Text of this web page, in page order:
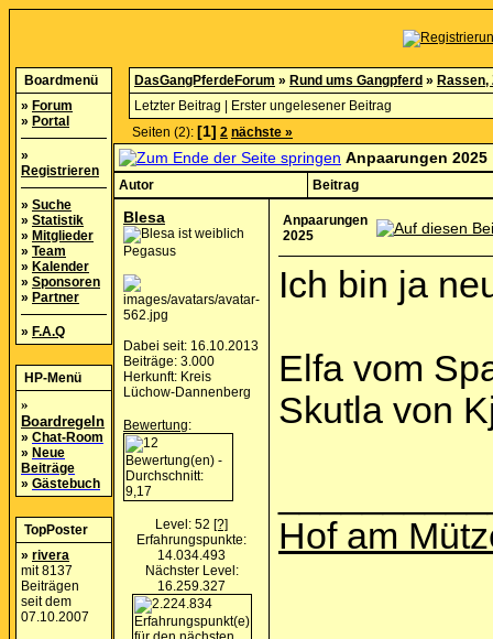
Boardmenü
» Forum
» Portal
»
Registrieren
» Suche
» Statistik
» Mitglieder
» Team
» Kalender
» Sponsoren
» Partner
» F.A.Q
HP-Menü
»
Boardregeln
» Chat-Room
» Neue
Beiträge
» Gästebuch
TopPoster
» rivera
mit 8137
Beiträgen
seit dem
07.10.2007
DasGangPferdeForum » Rund ums Gangpferd » Rassen,
Letzter Beitrag
Erster ungelesener Beitrag
Seiten (2): [1] 2 nächste »
Anpaarungen 2025
Autor Beitrag
Blesa
Pegasus
Dabei seit: 16.10.2013
Beiträge: 3.000
Herkunft: Kreis
Lüchow-Dannenberg
Bewertung:
Level: 52 [?]
Erfahrungspunkte:
14.034.493
Nächster Level:
16.259.327
Anpaarungen
2025
Ich bin ja
Elfa vom
Skutla von
Hof am